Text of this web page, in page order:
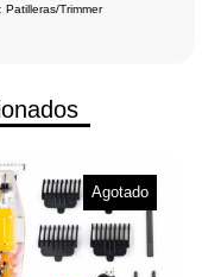
Patilleras/Trimmer
Agotado